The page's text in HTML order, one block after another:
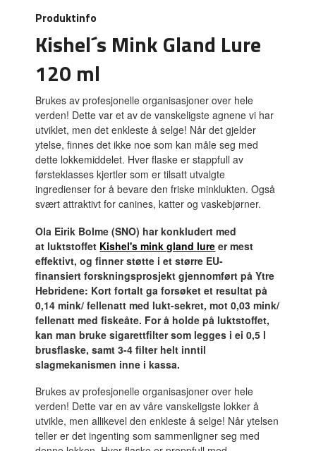
Produktinfo
Kishel´s Mink Gland Lure
120 ml
Brukes av profesjonelle organisasjoner over hele
verden! Dette var et av de vanskeligste agnene vi har
utviklet, men det enkleste å selge! Når det gjelder
ytelse, finnes det ikke noe som kan måle seg med
dette lokkemiddelet. Hver flaske er stappfull av
førsteklasses kjertler som er tilsatt utvalgte
ingredienser for å bevare den friske minklukten. Også
svært attraktivt for canines, katter og vaskebjørner.
Ola Eirik Bolme (SNO) har konkludert med
at luktstoffet Kishel's mink gland lure er mest
effektivt, og finner støtte i et større EU-
finansiert forskningsprosjekt gjennomført på Ytre
Hebridene: Kort fortalt ga forsøket et resultat på
0,14 mink/ fellenatt med lukt-sekret, mot 0,03 mink/
fellenatt med fiskeåte. For å holde på luktstoffet,
kan man bruke sigarettfilter som legges i ei 0,5 l
brusflaske, samt 3-4 filter helt inntil
slagmekanismen inne i kassa.
Brukes av profesjonelle organisasjoner over hele
verden! Dette var en av våre vanskeligste lokker å
utvikle, men allikevel den enkleste å selge! Når ytelsen
teller er det ingenting som sammenligner seg med